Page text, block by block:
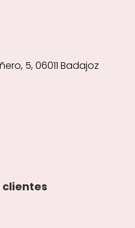
5, 06011 Badajoz
clientes